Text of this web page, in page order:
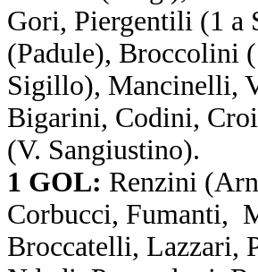
Gori, Piergentili (1 a
(Padule), Broccolini
Sigillo), Mancinelli,
Bigarini, Codini,
(V. Sangiustino).
1 GOL: Renzini
Corbucci, Fumanti,
Broccatelli, Lazzari,